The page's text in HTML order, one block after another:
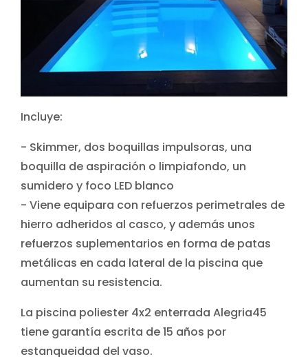
Incluye:
- Skimmer, dos boquillas impulsoras, una
boquilla de aspiración o limpiafondo, un
sumidero y foco LED blanco
- Viene equipara con refuerzos perimetrales de
hierro adheridos al casco, y además unos
refuerzos suplementarios en forma de patas
metálicas en cada lateral de la piscina que
aumentan su resistencia.
La piscina poliester 4x2 enterrada Alegria45
tiene garantía escrita de 15 años por
estanqueidad del vaso.